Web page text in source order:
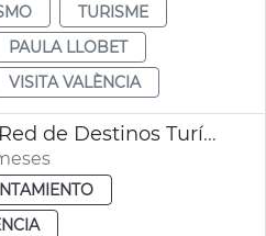
TURISME
PAULA LLOBET
VISITA VALÈNCIA
València lidera la Red de Destinos Turísticos Urbanos